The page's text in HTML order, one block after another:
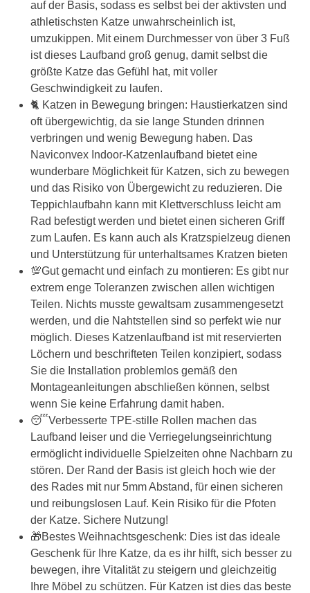
auf der Basis, sodass es selbst bei der aktivsten und
athletischsten Katze unwahrscheinlich ist,
umzukippen. Mit einem Durchmesser von über 3 Fuß
ist dieses Laufband groß genug, damit selbst die
größte Katze das Gefühl hat, mit voller
Geschwindigkeit zu laufen.
🐈 Katzen in Bewegung bringen: Haustierkatzen sind
oft übergewichtig, da sie lange Stunden drinnen
verbringen und wenig Bewegung haben. Das
Naviconvex Indoor-Katzenlaufband bietet eine
wunderbare Möglichkeit für Katzen, sich zu bewegen
und das Risiko von Übergewicht zu reduzieren. Die
Teppichlaufbahn kann mit Klettverschluss leicht am
Rad befestigt werden und bietet einen sicheren Griff
zum Laufen. Es kann auch als Kratzspielzeug dienen
und Unterstützung für unterhaltsames Kratzen bieten
💯Gut gemacht und einfach zu montieren: Es gibt nur
extrem enge Toleranzen zwischen allen wichtigen
Teilen. Nichts musste gewaltsam zusammengesetzt
werden, und die Nahtstellen sind so perfekt wie nur
möglich. Dieses Katzenlaufband ist mit reservierten
Löchern und beschrifteten Teilen konzipiert, sodass
Sie die Installation problemlos gemäß den
Montageanleitungen abschließen können, selbst
wenn Sie keine Erfahrung damit haben.
😴Verbesserte TPE-stille Rollen machen das
Laufband leiser und die Verriegelungseinrichtung
ermöglicht individuelle Spielzeiten ohne Nachbarn zu
stören. Der Rand der Basis ist gleich hoch wie der
des Rades mit nur 5mm Abstand, für einen sicheren
und reibungslosen Lauf. Kein Risiko für die Pfoten
der Katze. Sichere Nutzung!
🎁Bestes Weihnachtsgeschenk: Dies ist das ideale
Geschenk für Ihre Katze, da es ihr hilft, sich besser zu
bewegen, ihre Vitalität zu steigern und gleichzeitig
Ihre Möbel zu schützen. Für Katzen ist dies das beste